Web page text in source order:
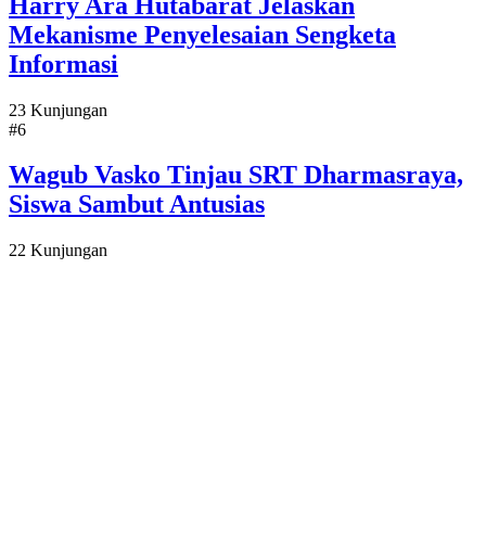
Mekanisme Penyelesaian Sengketa
Informasi
23 Kunjungan
#6
Wagub Vasko Tinjau SRT Dharmasraya,
Siswa Sambut Antusias
22 Kunjungan